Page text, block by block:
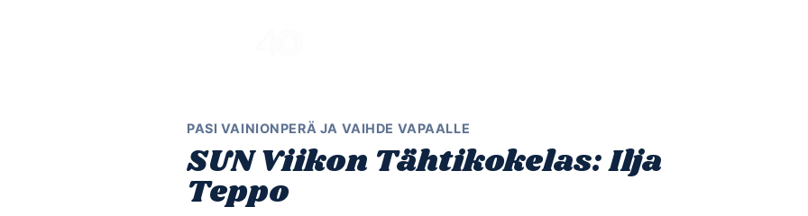
PASI VAINIONPERÄ JA VAIHDE VAPAALLE
SUN Viikon Tähtikokelas: Ilja
Teppo